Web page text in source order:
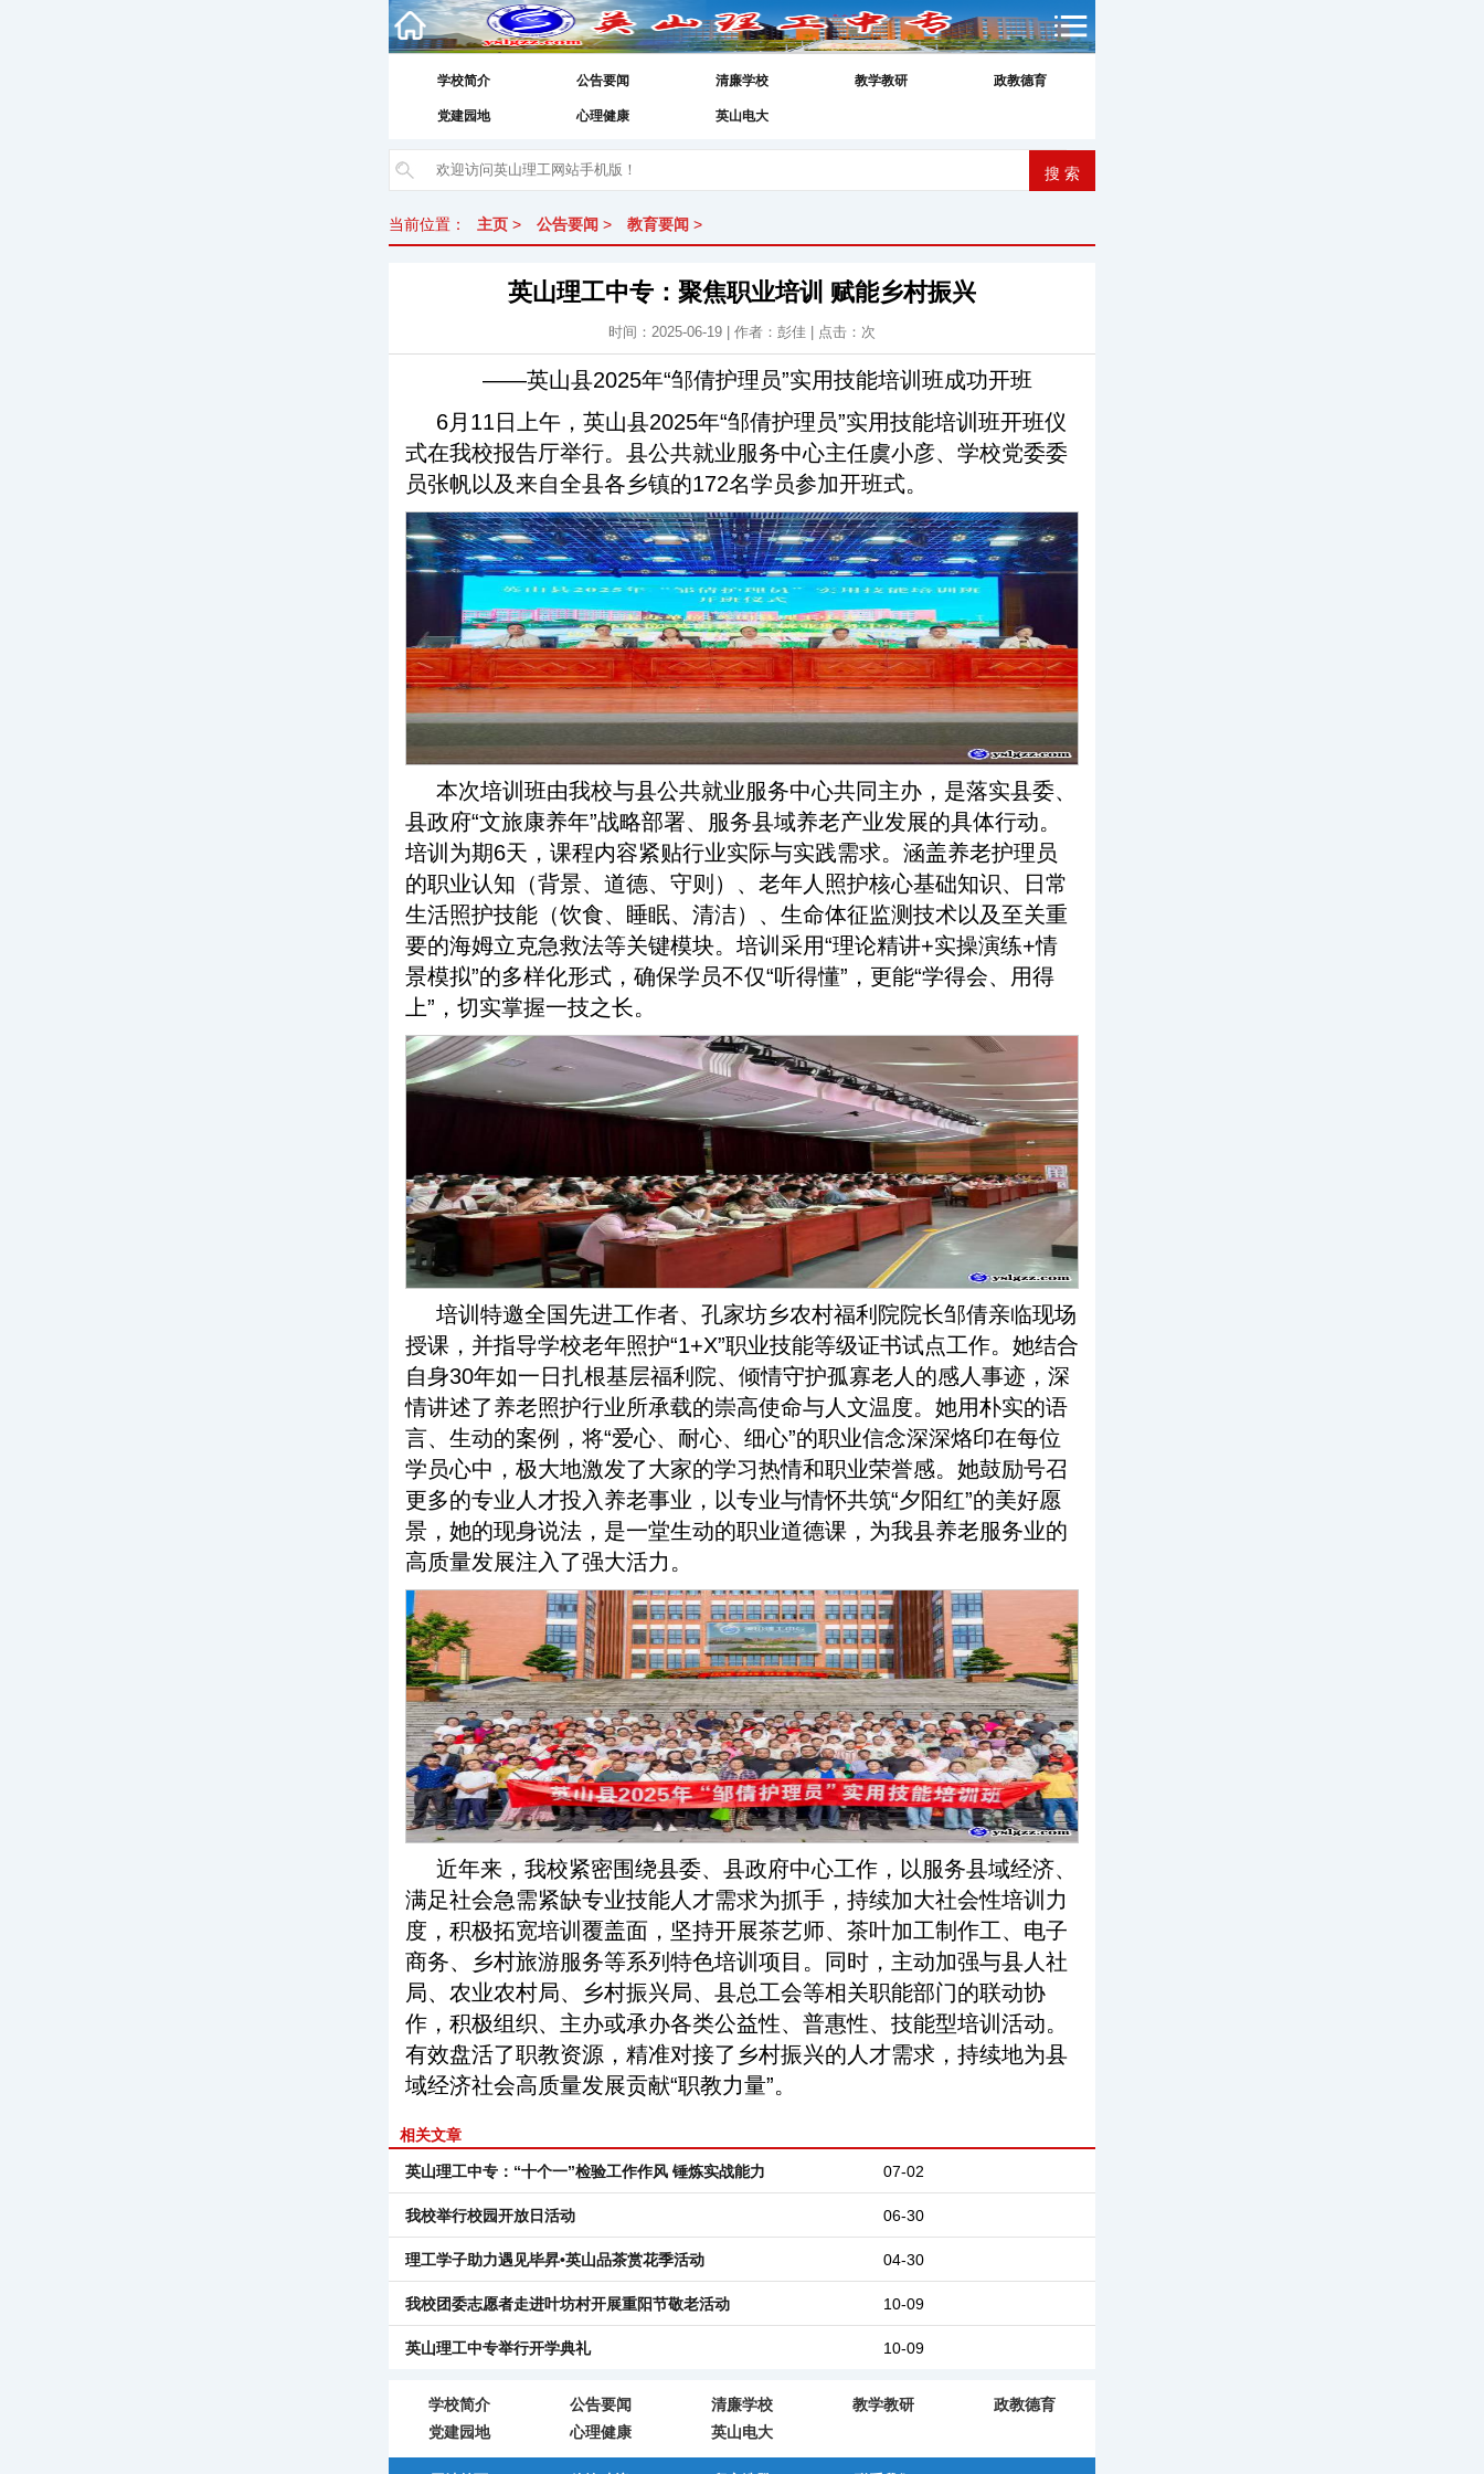
学校简介 公告要闻 清廉学校 教学教研 政教德育
党建园地 心理健康 英山电大
当前位置： 主页 > 公告要闻 > 教育要闻 >
英山理工中专：聚焦职业培训 赋能乡村振兴
时间：2025-06-19 | 作者：彭佳 | 点击： 次
——英山县2025年“邹倩护理员”实用技能培训班成功开班
6月11日上午，英山县2025年“邹倩护理员”实用技能培训班开班仪
式在我校报告厅举行。县公共就业服务中心主任虞小彦、学校党委委
员张帆以及来自全县各乡镇的172名学员参加开班式。
本次培训班由我校与县公共就业服务中心共同主办，是落实县委、
县政府“文旅康养年”战略部署、服务县域养老产业发展的具体行动。
培训为期6天，课程内容紧贴行业实际与实践需求。涵盖养老护理员
的职业认知（背景、道德、守则）、老年人照护核心基础知识、日常
生活照护技能（饮食、睡眠、清洁）、生命体征监测技术以及至关重
要的海姆立克急救法等关键模块。培训采用“理论精讲+实操演练+情
景模拟”的多样化形式，确保学员不仅“听得懂”，更能“学得会、用得
上”，切实掌握一技之长。
培训特邀全国先进工作者、孔家坊乡农村福利院院长邹倩亲临现场
授课，并指导学校老年照护“1+X”职业技能等级证书试点工作。她结合
自身30年如一日扎根基层福利院、倾情守护孤寡老人的感人事迹，深
情讲述了养老照护行业所承载的崇高使命与人文温度。她用朴实的语
言、生动的案例，将“爱心、耐心、细心”的职业信念深深烙印在每位
学员心中，极大地激发了大家的学习热情和职业荣誉感。她鼓励号召
更多的专业人才投入养老事业，以专业与情怀共筑“夕阳红”的美好愿
景，她的现身说法，是一堂生动的职业道德课，为我县养老服务业的
高质量发展注入了强大活力。
近年来，我校紧密围绕县委、县政府中心工作，以服务县域经济、
满足社会急需紧缺专业技能人才需求为抓手，持续加大社会性培训力
度，积极拓宽培训覆盖面，坚持开展茶艺师、茶叶加工制作工、电子
商务、乡村旅游服务等系列特色培训项目。同时，主动加强与县人社
局、农业农村局、乡村振兴局、县总工会等相关职能部门的联动协
作，积极组织、主办或承办各类公益性、普惠性、技能型培训活动。
有效盘活了职教资源，精准对接了乡村振兴的人才需求，持续地为县
域经济社会高质量发展贡献“职教力量”。
相关文章
07-02
英山理工中专：“十个一”检验工作作风 锤炼实战能力
06-30
我校举行校园开放日活动
04-30
理工学子助力遇见毕昇•英山品茶赏花季活动
10-09
我校团委志愿者走进叶坊村开展重阳节敬老活动
10-09
英山理工中专举行开学典礼
学校简介 公告要闻 清廉学校 教学教研
政教德育
党建园地
心理健康 英山电大